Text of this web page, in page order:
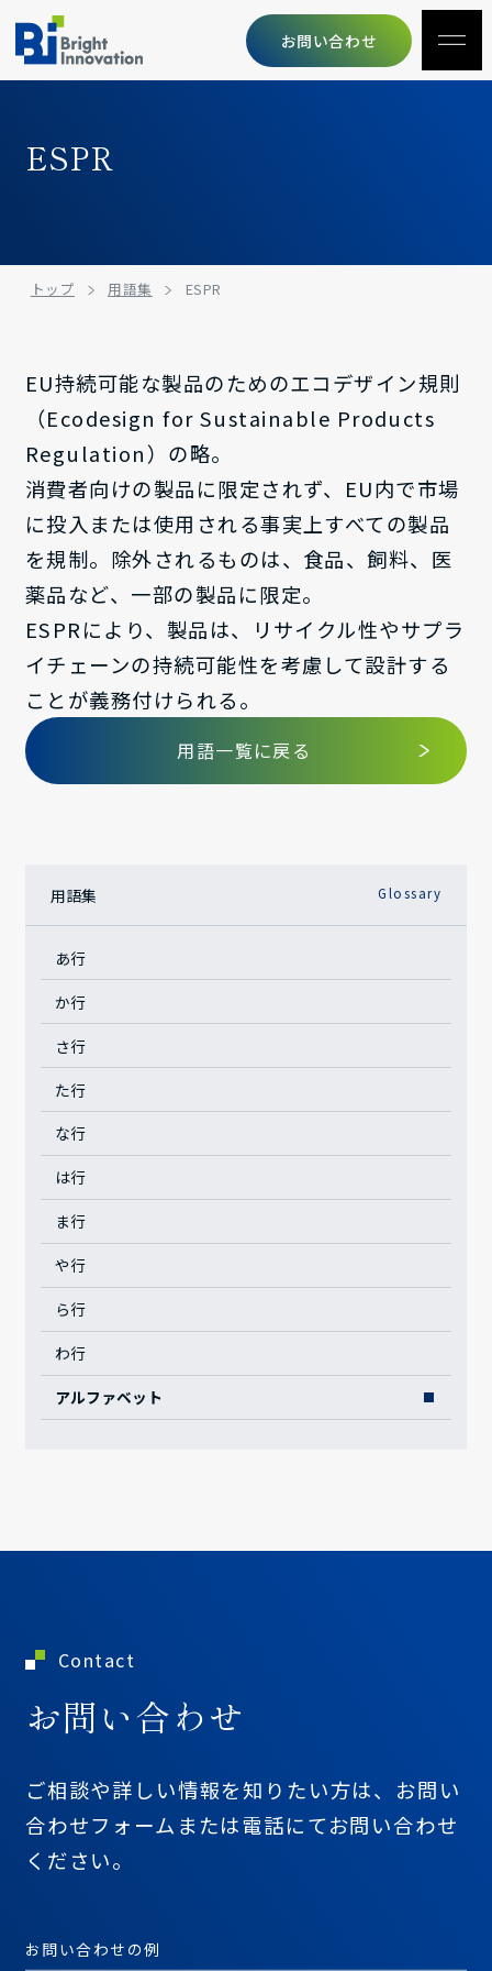
お問い合わせ
ESPR
トップ 用語集 ESPR
EU持続可能な製品のためのエコデザイン規則
（Ecodesign for Sustainable Products
Regulation）の略。
消費者向けの製品に限定されず、EU内で市場
に投入または使用される事実上すべての製品
を規制。除外されるものは、食品、飼料、医
薬品など、一部の製品に限定。
ESPRにより、製品は、リサイクル性やサプラ
イチェーンの持続可能性を考慮して設計する
ことが義務付けられる。
用語一覧に戻る
用語集 Glossary
あ行
か行
さ行
た行
な行
は行
ま行
や行
ら行
わ行
アルファベット
Contact
お問い合わせ
ご相談や詳しい情報を知りたい方は、 お問い
合わせフォームまたは電話にてお問い合わせ
ください。
お問い合わせの例